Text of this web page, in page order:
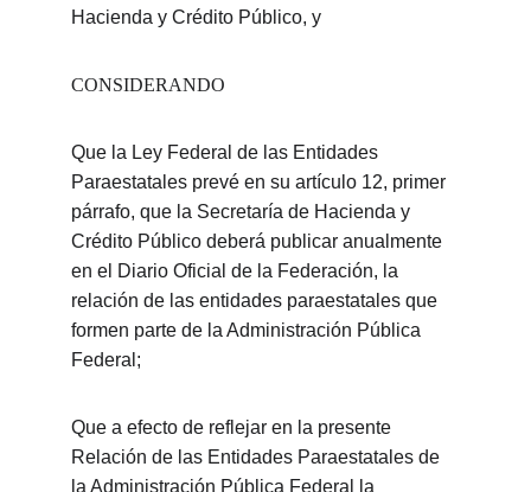
Hacienda y Crédito Público, y
CONSIDERANDO
Que la Ley Federal de las Entidades
Paraestatales prevé en su artículo 12, primer
párrafo, que la Secretaría de Hacienda y
Crédito Público deberá publicar anualmente
en el Diario Oficial de la Federación, la
relación de las entidades paraestatales que
formen parte de la Administración Pública
Federal;
Que a efecto de reflejar en la presente
Relación de las Entidades Paraestatales de
la Administración Pública Federal la